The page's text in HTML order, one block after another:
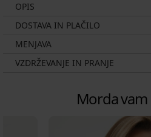
OPIS
DOSTAVA IN PLAČILO
MENJAVA
VZDRŽEVANJE IN PRANJE
Morda vam